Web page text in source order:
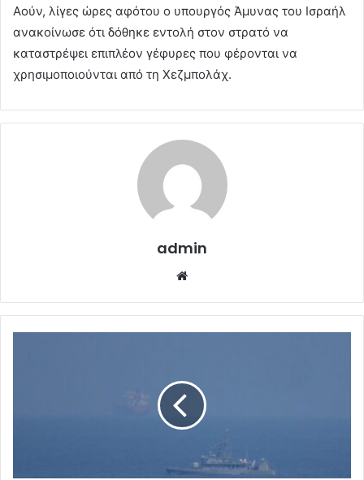
Αούν, λίγες ώρες αφότου ο υπουργός Άμυνας του Ισραήλ
ανακοίνωσε ότι δόθηκε εντολή στον στρατό να
καταστρέψει επιπλέον γέφυρες που φέρονται να
χρησιμοποιούνται από τη Χεζμπολάχ.
admin